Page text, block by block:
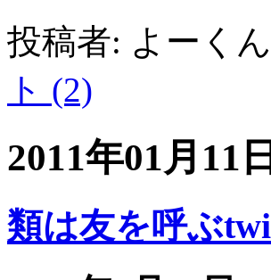
投稿者: よーく
ト (2)
2011年01月11日
類は友を呼ぶ